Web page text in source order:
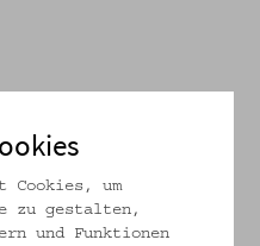
Cookies, um
zu gestalten,
und Funktionen